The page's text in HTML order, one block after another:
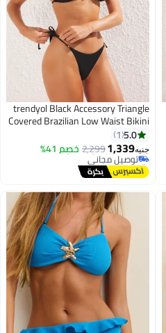
trendyol Black Accessory Triangle
Covered Brazilian Low Waist Bikini
Set Tbess25Bt00055
5.0
1
جنيه1,339
2,299خصم 41%
#16 في أطقم البيكيني
أقل سعر في 7 يوم
توصيل مجاني
#16 في أطقم البيكيني